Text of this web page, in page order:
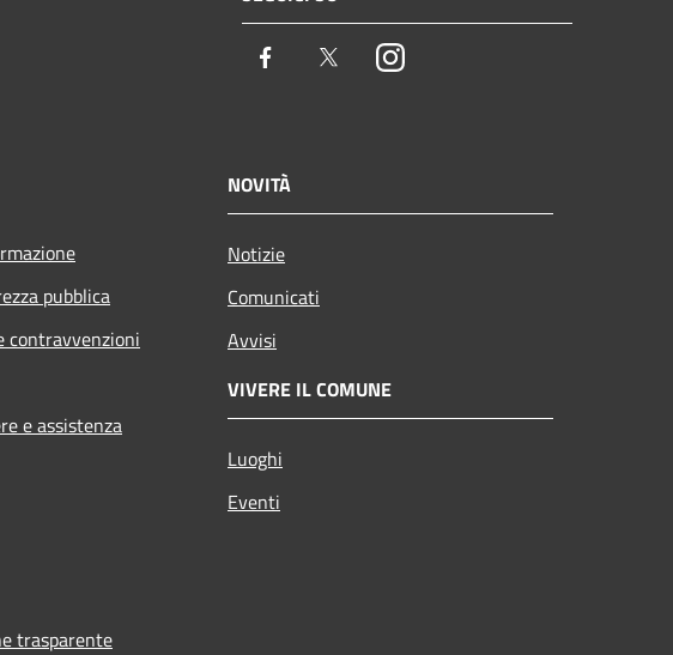
Facebook TwitterInstagram
pubblica
contravvenzioni
e assistenza
NOVITÀ
Notizie
Comunicati
Avvisi
VIVERE IL COMUNE
Luoghi
Eventi
trasparente